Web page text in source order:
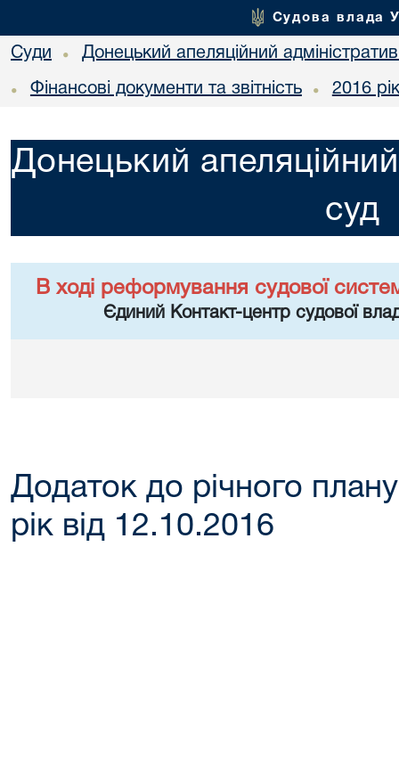
Судова влада
Суди • Донецький апеляційний
• Фінансові документи та звітність • 2016 рік
Донецький
суд
В ході реформування судової
Єдиний Контакт-центр судової
Додаток до річного
рік від 12.10.2016